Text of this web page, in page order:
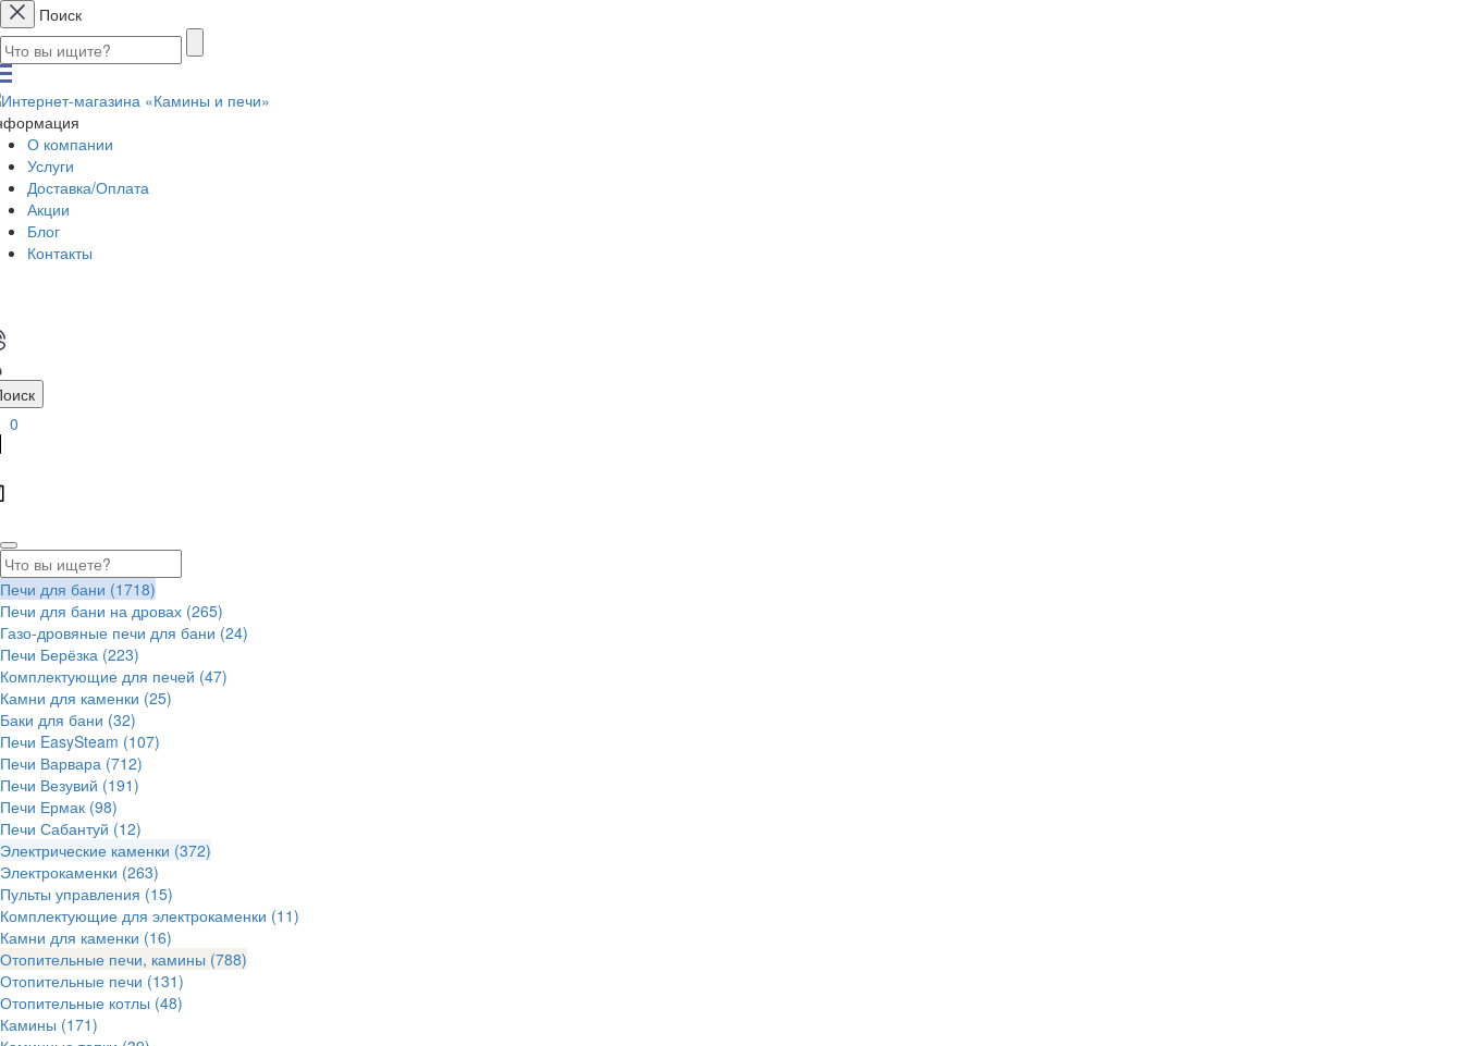
Поиск
О компании
Услуги
Доставка/Оплата
Акции
Блог
Контакты
0
Печи для бани (1718)
Печи для бани на дровах (265)
Газо-дровяные печи для бани (24)
Печи Берёзка (223)
Комплектующие для печей (47)
Камни для каменки (25)
Баки для бани (32)
Печи EasySteam (107)
Печи Варвара (712)
Печи Везувий (191)
Печи Ермак (98)
Печи Сабантуй (12)
Электрические каменки (372)
Электрокаменки (263)
Пульты управления (15)
Комплектующие для электрокаменки (11)
Камни для каменки (16)
Отопительные печи, камины (788)
Отопительные печи (131)
Отопительные котлы (48)
Камины (171)